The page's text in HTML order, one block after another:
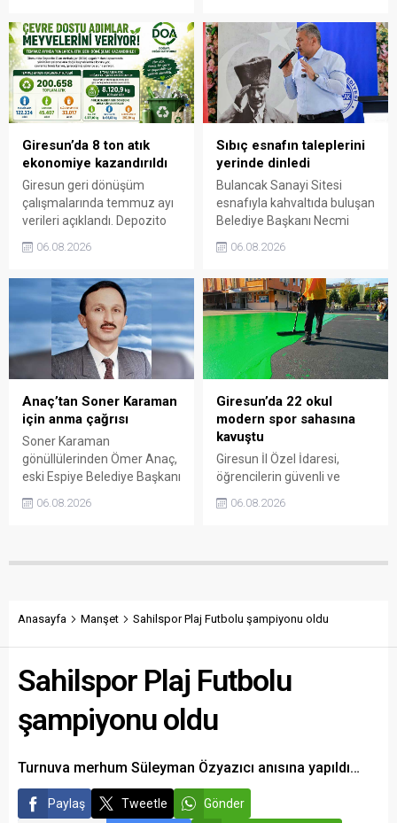
çekti. Cebeci, Giresun’un
bağımsızlık mücadelesinde
üstlendiği tarihi
sorumluluğun gelecek
nesillere doğru anlatılması
gerektiğini söyledi.
Giresun’da 8 ton atık
ekonomiye kazandırıldı
Giresun geri dönüşüm
çalışmalarında temmuz ayı
verileri açıklandı. Depozito
uygulamasına destek veren
ambalajın çöpe gitmesini
06.08.2026
Sıbıç esnafın taleplerini
yerinde dinledi
Bulancak Sanayi Sitesi
esnafıyla kahvaltıda buluşan
Belediye Başkanı Necmi
planlanan çalışmaları
da yaşadığı sorunları ve
beklentilerini doğrudan
Başkan Sıbıç’a aktardı.
06.08.2026
Anaç’tan Soner Karaman
için anma çağrısı
Soner Karaman
gönüllülerinden Ömer Anaç,
eski Espiye Belediye Başkanı
34’üncü yılı dolayısıyla
kaybetmiş tüm belediye
06.08.2026
Giresun’da 22 okul
modern spor sahasına
kavuştu
Giresun İl Özel İdaresi,
öğrencilerin güvenli ve
yapabilmesi amacıyla 22
dönüştürdü. Tamamlanan
yatırımlar arasında yerini
06.08.2026
Anasayfa Manşet Sahilspor Plaj Futbolu şampiyonu oldu
Sahilspor Plaj Futbolu
şampiyonu oldu
Turnuva merhum Süleyman Özyazıcı anısına yapıldı…
Paylaş Tweetle Gönder